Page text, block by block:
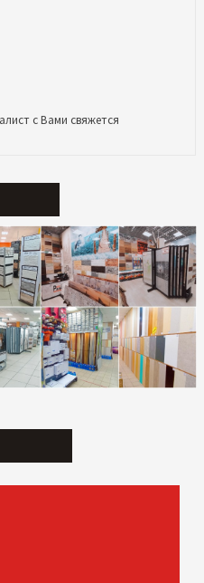
с Вами свяжется